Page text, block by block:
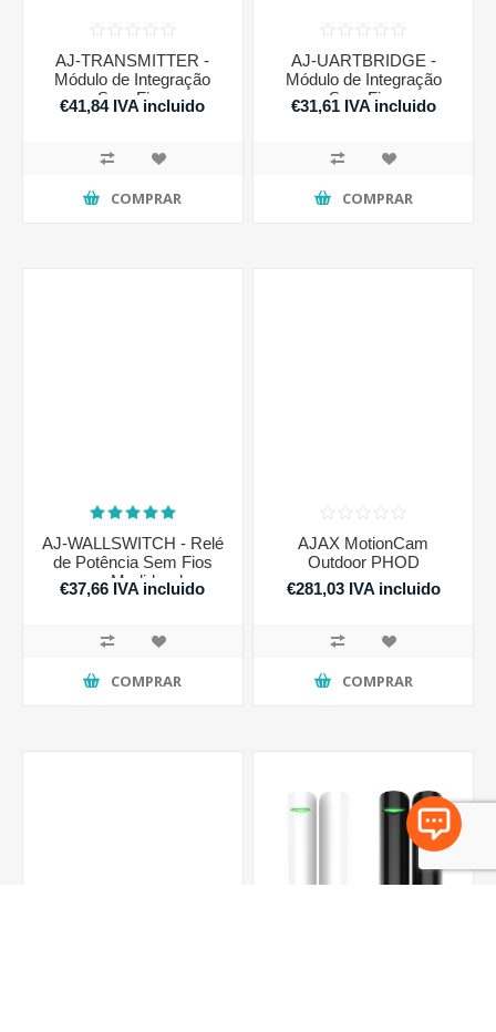
AJ-TRANSMITTER -
Módulo de Integração
Sem Fios
€41,84 IVA incluido
COMPRAR
AJ-UARTBRIDGE -
Módulo de Integração
Sem Fios
€31,61 IVA incluido
COMPRAR
AJ-WALLSWITCH - Relé
de Potência Sem Fios
com Medidor de
Consumo
€37,66 IVA incluido
COMPRAR
AJAX MotionCam
Outdoor PHOD
€281,03 IVA incluido
COMPRAR